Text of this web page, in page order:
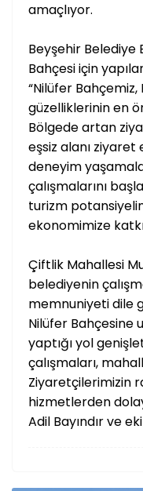
amaçlıyor.
Beyşehir Belediye
Bahçesi için
“Nilüfer
güzelliklerinin en
Bölgede artan
eşsiz alanı
deneyim
çalışmalarını
turizm
ekonomimize
Çiftlik Mahallesi
belediyenin
memnuniyeti dile
Nilüfer Bahçesine
yaptığı yol
çalışmaları,
Ziyaretçilerimizin
hizmetlerden
Adil Bayındır ve